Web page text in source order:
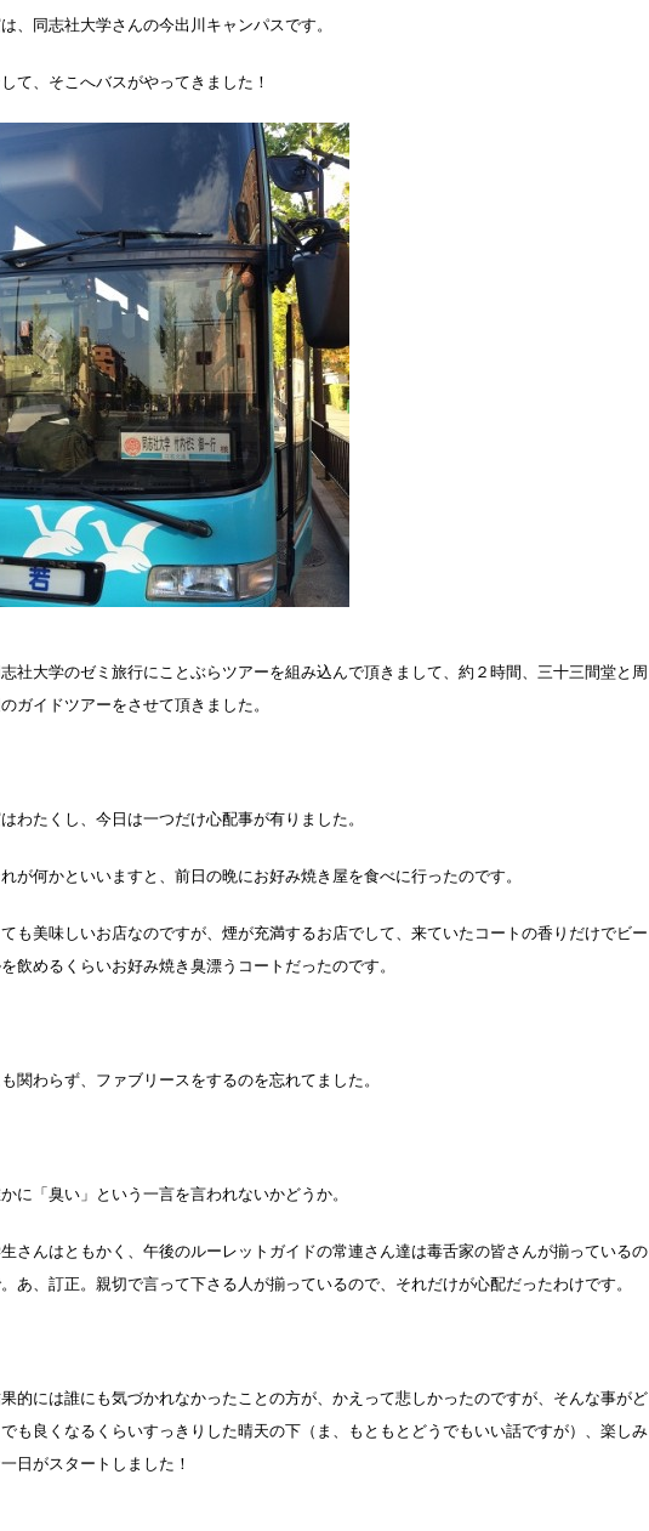
、同志社大学さんの今出川キャンパスです。
て、そこへバスがやってきました！
志社大学のゼミ旅行にことぶらツアーを組み込んで頂きまして、約２時間、三十三間堂と周
ガイドツアーをさせて頂きました。
わたくし、今日は一つだけ心配事が有りました。
が何かといいますと、前日の晩にお好み焼き屋を食べに行ったのです。
ても美味しいお店なのですが、煙が充満するお店でして、来ていたコートの香りだけでビー
飲めるくらいお好み焼き臭漂うコートだったのです。
関わらず、ファブリースをするのを忘れてました。
に「臭い」という一言を言われないかどうか。
さんはともかく、午後のルーレットガイドの常連さん達は毒舌家の皆さんが揃っているの
あ、訂正。親切で言って下さる人が揃っているので、それだけが心配だったわけです。
的には誰にも気づかれなかったことの方が、かえって悲しかったのですが、そんな事がど
でも良くなるくらいすっきりした晴天の下（ま、もともとどうでもいい話ですが）、楽しみ
日がスタートしました！